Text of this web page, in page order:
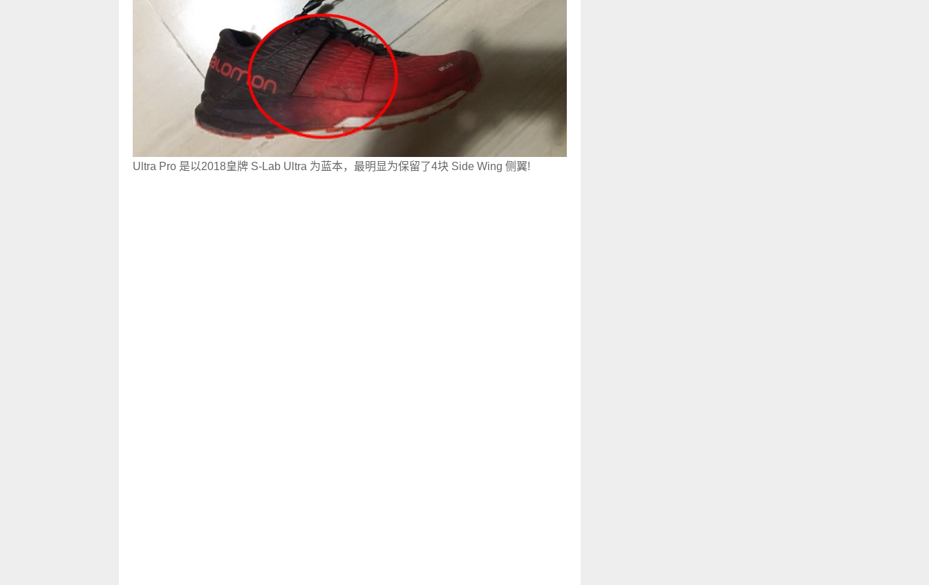
Ultra Pro 是以2018皇牌 S-Lab Ultra 为蓝本，最明显为保留了4块 Side Wing 侧翼!